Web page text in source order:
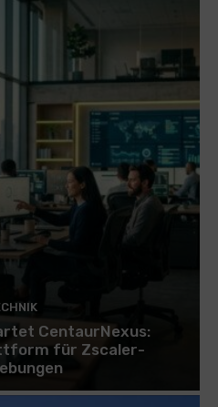
CentaurNexus:
für Zscaler-